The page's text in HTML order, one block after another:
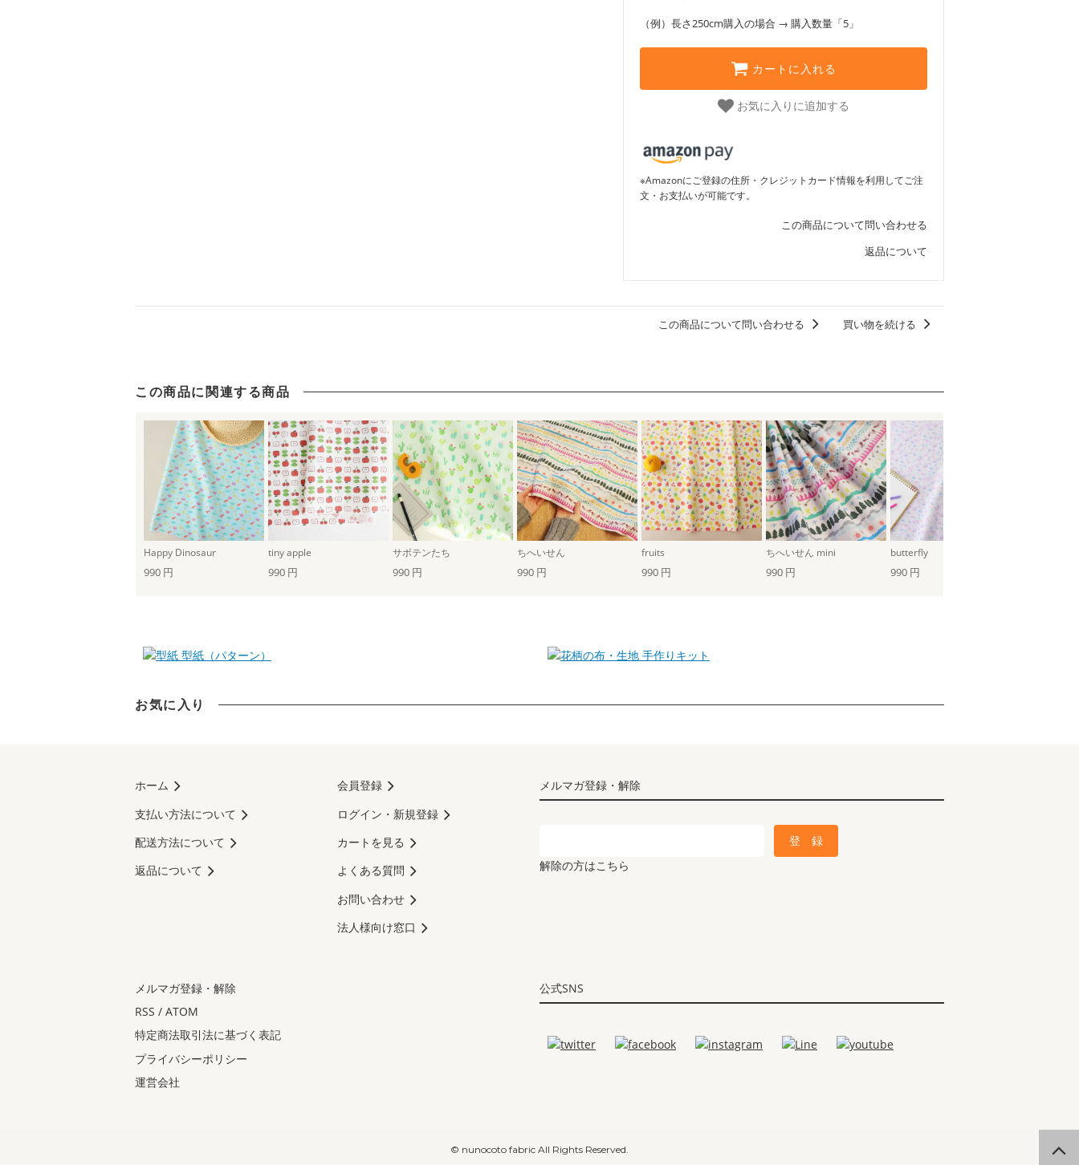
（例）長さ250cm購入の場合 → 購入数量「5」
カートに入れる
お気に入りに追加する
※Amazonにご登録の住所・クレジットカード情報を利用してご注
文・お支払いが可能です。
この商品について問い合わせる
返品について
この商品について問い合わせる 買い物を続ける
この商品に関連する商品
Happy Dinosaur tiny apple サボテンたち ちへいせん fruits ちへいせん mini butterfly
990 円 990 円 990 円 990 円 990 円 990 円 990 円
型紙（パターン） 手作りキット
お気に入り
メルマガ登録・解除
解除の方はこちら
ホーム
支払い方法について
配送方法について
返品について
会員登録
ログイン・新規登録
カートを見る
よくある質問
お問い合わせ
法人様向け窓口
公式SNS
メルマガ登録・解除
RSS / ATOM
特定商法取引法に基づく表記
プライバシーポリシー
運営会社
© nunocoto fabric All Rights Reserved.